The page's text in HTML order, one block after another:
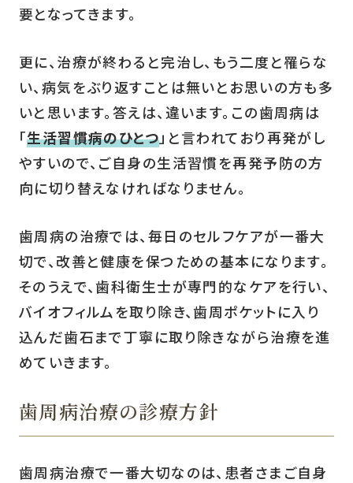
要となってきます。
更に、治療が終わると完治し、もう二度と罹らな
い、病気をぶり返すことは無いとお思いの方も多
いと思います。答えは、違います。この歯周病は
「生活習慣病のひとつ」と言われており再発がし
やすいので、ご自身の生活習慣を再発予防の方
向に切り替えなければなりません。
歯周病の治療では、毎日のセルフケアが一番大
切で、改善と健康を保つための基本になります。
そのうえで、歯科衛生士が専門的なケアを行い、
バイオフィルムを取り除き、歯周ポケットに入り
込んだ歯石まで丁寧に取り除きながら治療を進
めていきます。
歯周病治療の診療方針
歯周病治療で一番大切なのは、患者さまご自身